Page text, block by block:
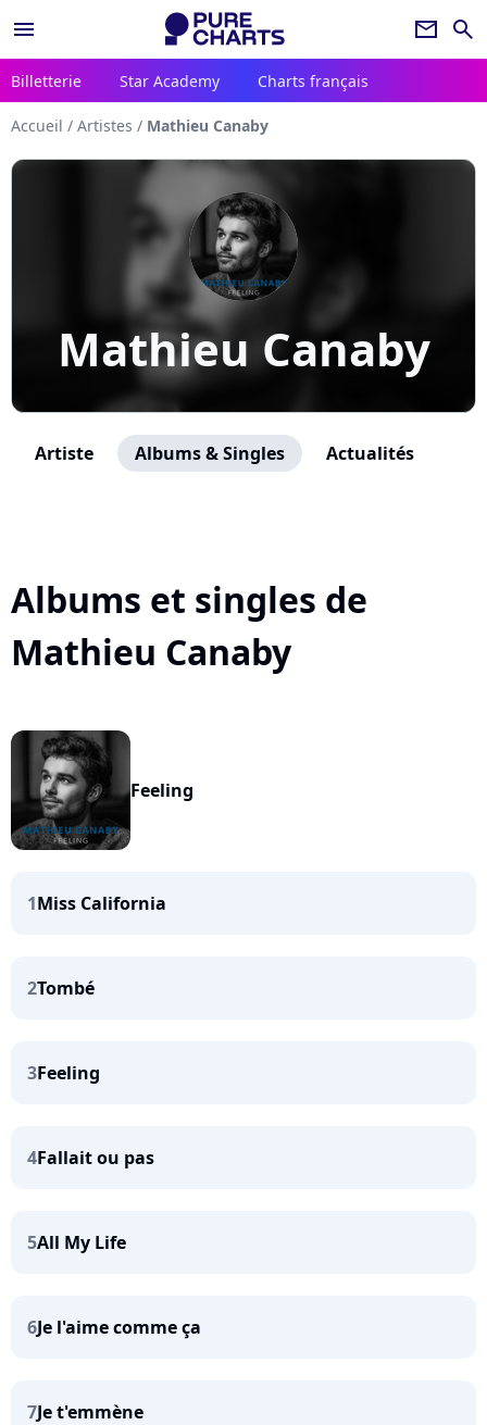
menu newsletter search
Billetterie Star Academy Charts français
Accueil / Artistes / Mathieu Canaby
Mathieu Canaby
Artiste Albums & Singles Actualités
Albums et singles de
Mathieu Canaby
Feeling
1Miss California
2Tombé
3Feeling
4Fallait ou pas
5All My Life
6Je l'aime comme ça
7Je t'emmène